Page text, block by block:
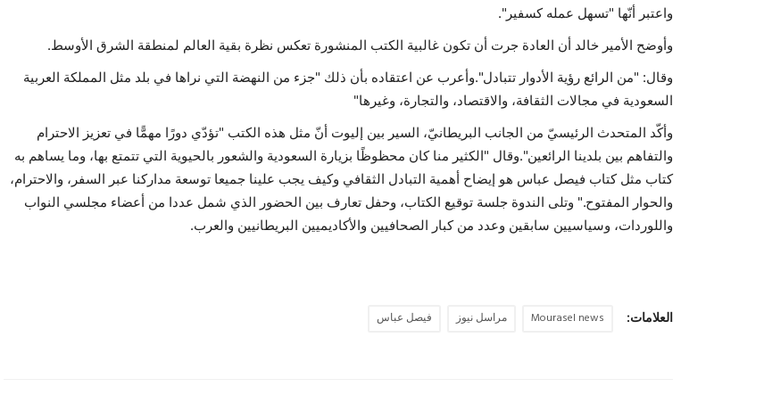
واعتبر أنّها "تسهل عمله كسفير".
وأوضح الأمير خالد أن العادة جرت أن تكون غالبية الكتب المنشورة تعكس نظرة بقية العالم لمنطقة الشرق الأوسط.
وقال: "من الرائع رؤية الأدوار تتبادل".وأعرب عن اعتقاده بأن ذلك "جزء من النهضة التي نراها في بلد مثل المملكة العربية
السعودية في مجالات الثقافة، والاقتصاد، والتجارة، وغيرها"
وأكّد المتحدث الرئيسيّ من الجانب البريطانيّ، السير بين إليوت أنّ مثل هذه الكتب "تؤدّي دورًا مهمًّا في تعزيز الاحترام
والتفاهم بين بلدينا الرائعين".وقال "الكثير منا كان محظوظًا بزيارة السعودية والشعور بالحيوية التي تتمتع بها، وما يساهم به
كتاب مثل كتاب فيصل عباس هو إيضاح أهمية التبادل الثقافي وكيف يجب علينا جميعا توسعة مداركنا عبر السفر، والاحترام،
والحوار المفتوح." وتلى الندوة جلسة توقيع الكتاب، وحفل تعارف بين الحضور الذي شمل عددا من أعضاء مجلسي النواب
واللوردات، وسياسيين سابقين وعدد من كبار الصحافيين والأكاديميين البريطانيين والعرب.
العلامات: Mourasel news مراسل نيوز فيصل عباس